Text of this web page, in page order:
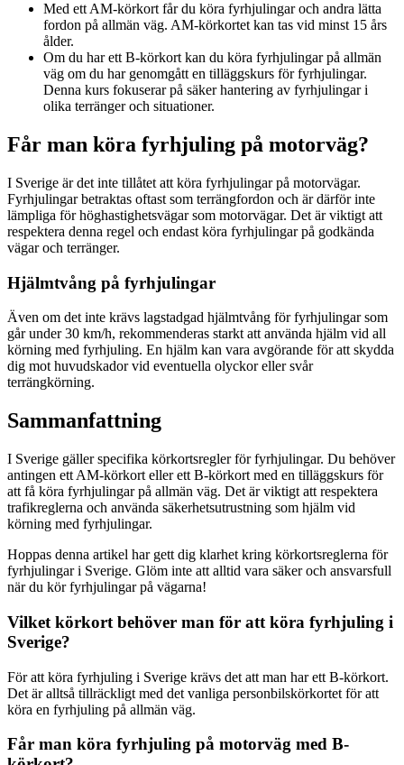
Med ett AM-körkort får du köra fyrhjulingar och andra lätta
fordon på allmän väg. AM-körkortet kan tas vid minst 15 års
ålder.
Om du har ett B-körkort kan du köra fyrhjulingar på allmän
väg om du har genomgått en tilläggskurs för fyrhjulingar.
Denna kurs fokuserar på säker hantering av fyrhjulingar i
olika terränger och situationer.
Får man köra fyrhjuling på motorväg?
I Sverige är det inte tillåtet att köra fyrhjulingar på motorvägar.
Fyrhjulingar betraktas oftast som terrängfordon och är därför inte
lämpliga för höghastighetsvägar som motorvägar. Det är viktigt att
respektera denna regel och endast köra fyrhjulingar på godkända
vägar och terränger.
Hjälmtvång på fyrhjulingar
Även om det inte krävs lagstadgad hjälmtvång för fyrhjulingar som
går under 30 km/h, rekommenderas starkt att använda hjälm vid all
körning med fyrhjuling. En hjälm kan vara avgörande för att skydda
dig mot huvudskador vid eventuella olyckor eller svår
terrängkörning.
Sammanfattning
I Sverige gäller specifika körkortsregler för fyrhjulingar. Du behöver
antingen ett AM-körkort eller ett B-körkort med en tilläggskurs för
att få köra fyrhjulingar på allmän väg. Det är viktigt att respektera
trafikreglerna och använda säkerhetsutrustning som hjälm vid
körning med fyrhjulingar.
Hoppas denna artikel har gett dig klarhet kring körkortsreglerna för
fyrhjulingar i Sverige. Glöm inte att alltid vara säker och ansvarsfull
när du kör fyrhjulingar på vägarna!
Vilket körkort behöver man för att köra fyrhjuling i
Sverige?
För att köra fyrhjuling i Sverige krävs det att man har ett B-körkort.
Det är alltså tillräckligt med det vanliga personbilskörkortet för att
köra en fyrhjuling på allmän väg.
Får man köra fyrhjuling på motorväg med B-